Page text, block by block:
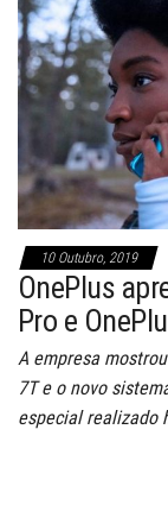
10 Outubro, 2019
OnePlus
Pro e
A empresa
7T e o novo
especial realizado